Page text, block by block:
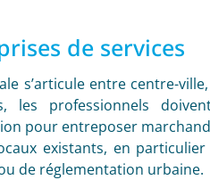
de services
s’articule entre centre-
les professionnels
pour entreposer
existants, en
de réglementation urbaine.